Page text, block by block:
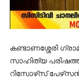
കണ്ടാണശ്ശേരി
സാഹിത്യ
റിസോഴ്‌സ്